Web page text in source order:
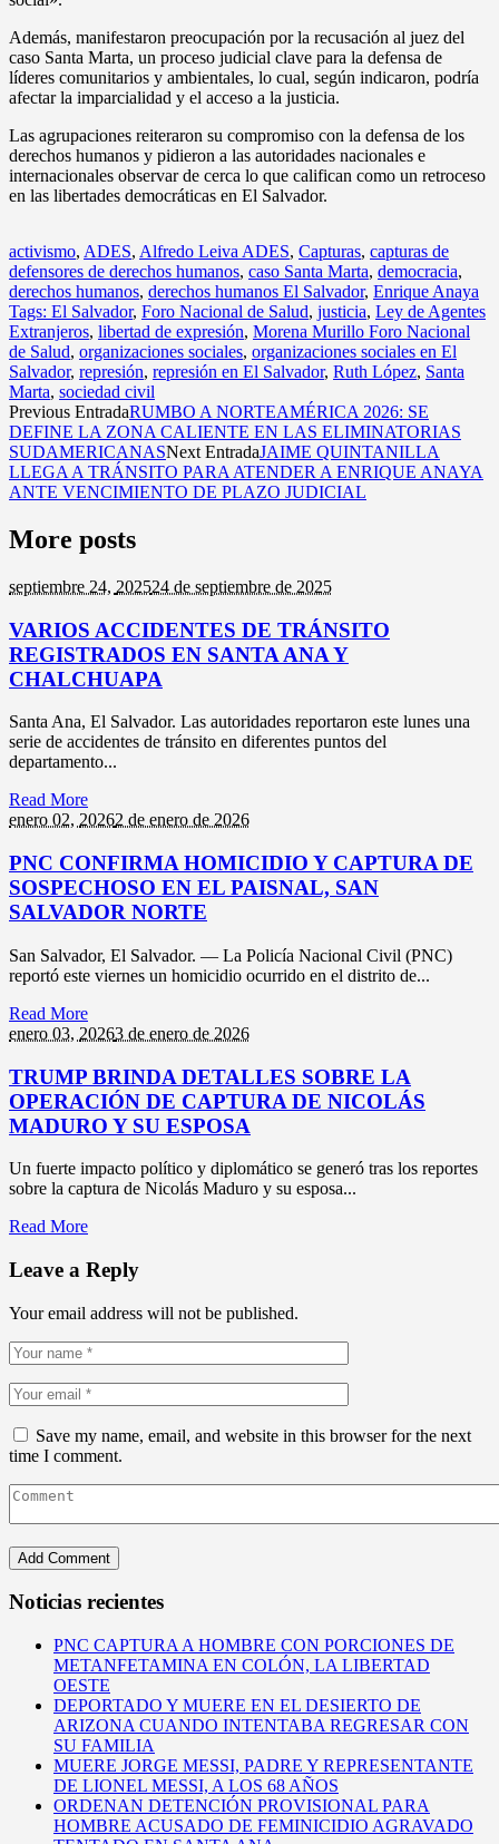
Además, manifestaron preocupación por la recusación al juez del
caso Santa Marta, un proceso judicial clave para la defensa de
líderes comunitarios y ambientales, lo cual, según indicaron, podría
afectar la imparcialidad y el acceso a la justicia.
Las agrupaciones reiteraron su compromiso con la defensa de los
derechos humanos y pidieron a las autoridades nacionales e
internacionales observar de cerca lo que califican como un retroceso
en las libertades democráticas en El Salvador.
activismo, ADES, Alfredo Leiva ADES, Capturas, capturas de
defensores de derechos humanos, caso Santa Marta, democracia,
derechos humanos, derechos humanos El Salvador, Enrique Anaya
Tags: El Salvador, Foro Nacional de Salud, justicia, Ley de Agentes
Extranjeros, libertad de expresión, Morena Murillo Foro Nacional
de Salud, organizaciones sociales, organizaciones sociales en El
Salvador, represión, represión en El Salvador, Ruth López, Santa
Marta, sociedad civil
Previous EntradaRUMBO A NORTEAMÉRICA 2026: SE
DEFINE LA ZONA CALIENTE EN LAS ELIMINATORIAS
SUDAMERICANASNext EntradaJAIME QUINTANILLA
LLEGA A TRÁNSITO PARA ATENDER A ENRIQUE ANAYA
ANTE VENCIMIENTO DE PLAZO JUDICIAL
More posts
septiembre 24, 202524 de septiembre de 2025
VARIOS ACCIDENTES DE TRÁNSITO
REGISTRADOS EN SANTA ANA Y
CHALCHUAPA
Santa Ana, El Salvador. Las autoridades reportaron este lunes una
serie de accidentes de tránsito en diferentes puntos del
departamento...
Read More
enero 02, 20262 de enero de 2026
PNC CONFIRMA HOMICIDIO Y CAPTURA DE
SOSPECHOSO EN EL PAISNAL, SAN
SALVADOR NORTE
San Salvador, El Salvador. — La Policía Nacional Civil (PNC)
reportó este viernes un homicidio ocurrido en el distrito de...
Read More
enero 03, 20263 de enero de 2026
TRUMP BRINDA DETALLES SOBRE LA
OPERACIÓN DE CAPTURA DE NICOLÁS
MADURO Y SU ESPOSA
Un fuerte impacto político y diplomático se generó tras los reportes
sobre la captura de Nicolás Maduro y su esposa...
Read More
Leave a Reply
Your email address will not be published.
Save my name, email, and website in this browser for the next
time I comment.
Noticias recientes
PNC CAPTURA A HOMBRE CON PORCIONES DE
METANFETAMINA EN COLÓN, LA LIBERTAD
OESTE
DEPORTADO Y MUERE EN EL DESIERTO DE
ARIZONA CUANDO INTENTABA REGRESAR CON
SU FAMILIA
MUERE JORGE MESSI, PADRE Y REPRESENTANTE
DE LIONEL MESSI, A LOS 68 AÑOS
ORDENAN DETENCIÓN PROVISIONAL PARA
HOMBRE ACUSADO DE FEMINICIDIO AGRAVADO